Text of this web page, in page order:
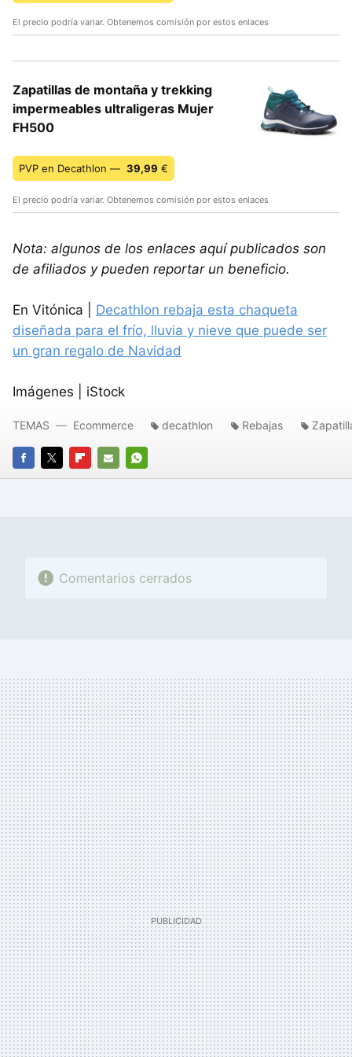
El precio podría variar. Obtenemos comisión por estos enlaces
Zapatillas de montaña y trekking
impermeables ultraligeras Mujer
FH500
PVP en Decathlon — 39,99 €
El precio podría variar. Obtenemos comisión por estos enlaces
Nota: algunos de los enlaces aquí publicados son
de afiliados y pueden reportar un beneficio.
En Vitónica | Decathlon rebaja esta chaqueta
diseñada para el frío, lluvia y nieve que puede ser
un gran regalo de Navidad
Imágenes | iStock
FACEBOOK
TWITTERFLIPBOARD
E-
WHATSAPP
TEMAS Ecommerce decathlon Rebajas
Comentarios cerrados